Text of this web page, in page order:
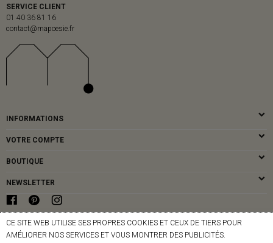
SERVICE CLIENT
01 40 36 81 16
contact@mapoesie.fr
INFORMATIONS
VOTRE COMPTE
BOUTIQUE
NEWSLETTER
© MAPOÉSIE PARIS - 2026
CE SITE WEB UTILISE SES PROPRES COOKIES ET CEUX DE TIERS POUR
AMÉLIORER NOS SERVICES ET VOUS MONTRER DES PUBLICITÉS.